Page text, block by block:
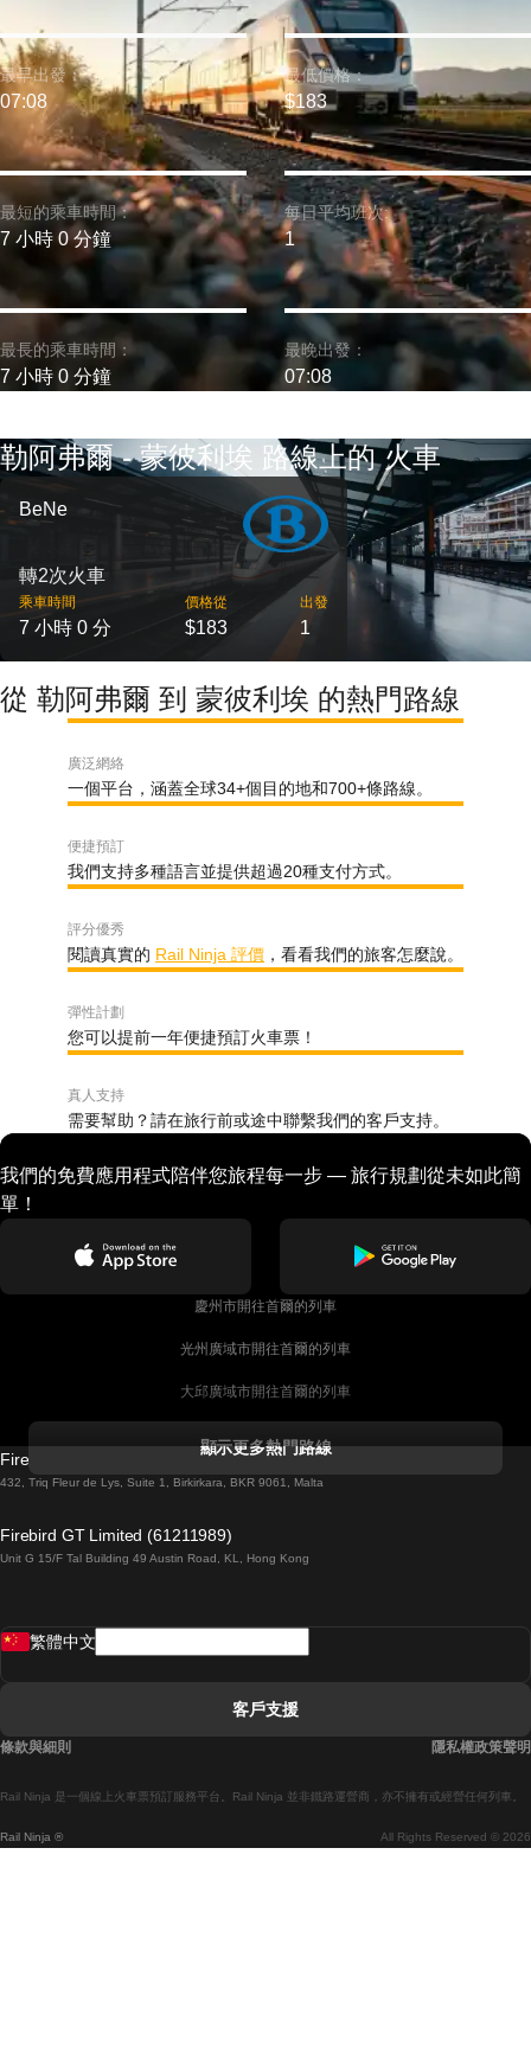
最短的乘車時間：
7 小時 0 分鐘
最早出發：
07:08
最長的乘車時間：
7 小時 0 分鐘
最低價格：
$183
每日平均班次:
1
最晚出發：
07:08
勒阿弗爾 - 蒙彼利埃 路線上的 火車
BeNe
轉2次火車
乘車時間
7 小時 0 分
價格從
$183
出發
1
從 勒阿弗爾 到 蒙彼利埃 的熱門路線
廣泛網絡
一個平台，涵蓋全球34+個目的地和700+條路線。
便捷預訂
我們支持多種語言並提供超過20種支付方式。
評分優秀
閱讀真實的 Rail Ninja 評價 ，看看我們的旅客怎麼說。
彈性計劃
您可以提前一年便捷預訂火車票！
真人支持
需要幫助？請在旅行前或途中聯繫我們的客戶支持。
我們的免費應用程式陪伴您旅程每一步 — 旅行規劃從未如此簡
單！
慶州市開往首爾的列車
光州廣域市開往首爾的列車
大邱廣域市開往首爾的列車
都柏林開往戈尔韦的列車
羅馬開往拿坡里的列車
顯示更多熱門路線
Firebird GT Limited (OC 1451)
432, Triq Fleur de Lys, Suite 1, Birkirkara, BKR 9061, Malta
Firebird GT Limited (61211989)
Unit G 15/F Tal Building 49 Austin Road, KL, Hong Kong
Rail Ninja ® All Rights Reserved © 2026
Rail Ninja 是一個線上火車票預訂服務平台。Rail Ninja 並非鐵路運營商，亦不擁有或經營任何列車。
繁體中文
客戶支援
條款與細則 隱私權政策聲明